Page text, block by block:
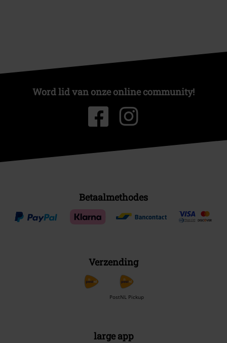
Word lid van onze online community!
Betaalmethodes
Verzending
PostNL Pickup
large app